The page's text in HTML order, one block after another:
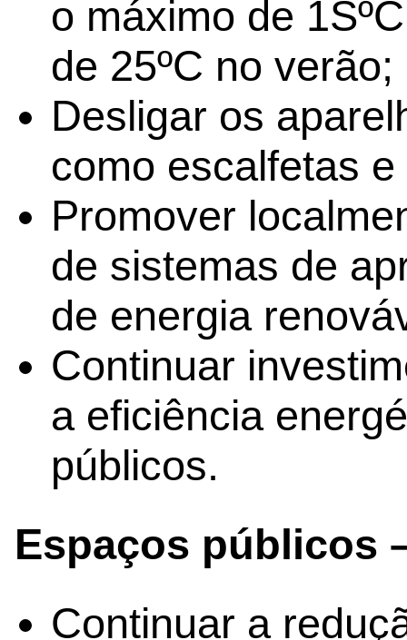
o máximo de
de 25ºC no verão;
Desligar os
como escalfetas
Promover
de sistemas de
de energia
Continuar
a eficiência
públicos.
Espaços públicos
Continuar a